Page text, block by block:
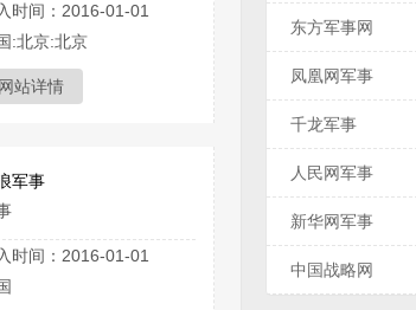
时间：2016-01-01
:北京:北京
网站详情
军事
时间：2016-01-01
东方军事网
凤凰网军事
千龙军事
人民网军事
新华网军事
中国战略网